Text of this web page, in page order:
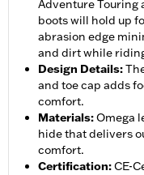
Adventure Touring
boots will hold up
abrasion edge
and dirt while
Design Details:
and toe cap adds
comfort.
Materials:Omega
hide that delivers
comfort.
Certification:CE-